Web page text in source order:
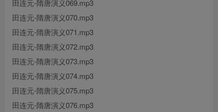
田连元-隋唐演义069.mp3
田连元-隋唐演义070.mp3
田连元-隋唐演义071.mp3
田连元-隋唐演义072.mp3
田连元-隋唐演义073.mp3
田连元-隋唐演义074.mp3
田连元-隋唐演义075.mp3
田连元-隋唐演义076.mp3